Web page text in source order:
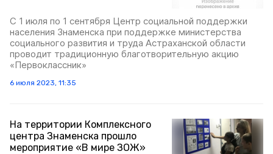
С 1 июля по 1 сентября Центр социальной поддержки
населения Знаменска при поддержке министерства
социального развития и труда Астраханской области
проводит традиционную благотворительную акцию
«Первоклассник»
6 июля 2023, 11:35
На территории Комплексного
центра Знаменска прошло
мероприятие «В мире ЗОЖ»